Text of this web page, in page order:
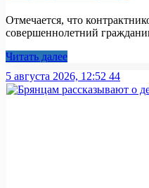
Отмечается, что
совершеннолетний
Читать далее
5 августа 2026, 12:52 44